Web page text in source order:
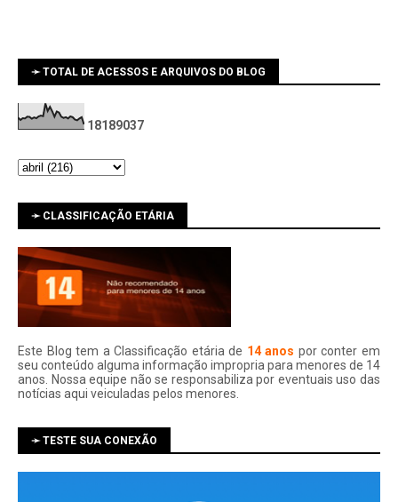
➛ TOTAL DE ACESSOS E ARQUIVOS DO BLOG
1 81 89037
➛ CLASSIFICAÇÃO ETÁRIA
Este Blog tem a Classificação etária de 14 anos por conter em
seu conteúdo alguma informação impropria para menores de 14
anos. Nossa equipe não se responsabiliza por eventuais uso das
notí­cias aqui veiculadas pelos menores.
➛ TESTE SUA CONEXÃO